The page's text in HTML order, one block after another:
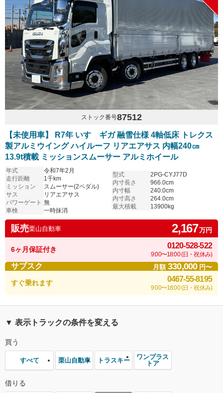
ストック番号87512
【未使用車】 R7年 いすゞギガ 融雪仕様 4軸低床 トレクス
製アルミウイング ハイルーフ リアエアサス 内幅240㎝
13.9t積載 ミッションスムーサー アルミホイール
年式
令和7年2月
走行距離
1千km
ミッション
スムーサー(2ペダル)
サス
リアエアサス
パワーゲート 無
車検
一時抹消
型式
2PG-CYJ77D
内寸長さ
966.0cm
内寸幅
240.0cm
内寸高さ
264.0cm
最大積載
13900kg
販売栗山自動車 2,167万円
6ヶ月保証付き 0120-528-522
9:00〜18:00 (日・祝休み)
サブスク 月額330,000円〜
すぐ乗れます 0467-55-8195
9:00〜18:00 (日・祝休み)
▼ 表示トラックの条件を変える
買う
すべて 栗山自動車 トラスキー
ワンプラス
トア
借りる